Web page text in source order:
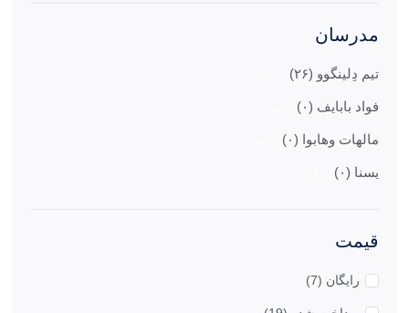
مدرسان
تیم دِلینگوو (۲۶)
فواد بابایف (۰)
مالهات وهابوا (۰)
یسنا (۰)
قیمت
رایگان (7)